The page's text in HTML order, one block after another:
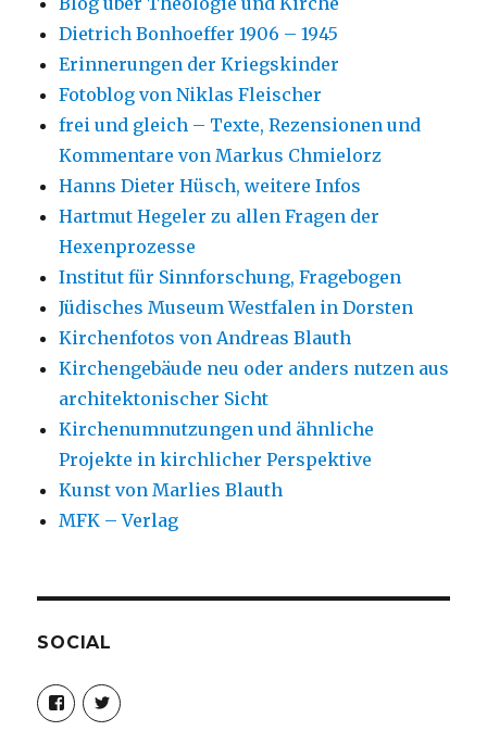
Dietrich Bonhoeffer 1906 – 1945
Erinnerungen der Kriegskinder
Fotoblog von Niklas Fleischer
frei und gleich – Texte, Rezensionen und
Kommentare von Markus Chmielorz
Hanns Dieter Hüsch, weitere Infos
Hartmut Hegeler zu allen Fragen der
Hexenprozesse
Institut für Sinnforschung, Fragebogen
Jüdisches Museum Westfalen in Dorsten
Kirchenfotos von Andreas Blauth
Kirchengebäude neu oder anders nutzen aus
architektonischer Sicht
Kirchenumnutzungen und ähnliche
Projekte in kirchlicher Perspektive
Kunst von Marlies Blauth
MFK – Verlag
SOCIAL
Profil
von
christoph.fleischer1
Profil
von